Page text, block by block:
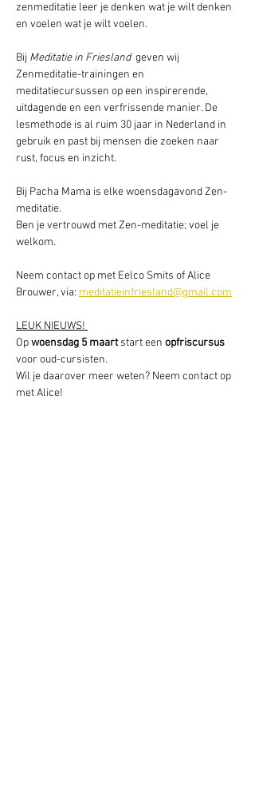
zenmeditatie leer je denken wat je wilt denken
en voelen wat je wilt voelen.
Bij Meditatie in Friesland geven wij
Zenmeditatie-trainingen en
meditatiecursussen op een inspirerende,
uitdagende en een verfrissende manier. De
lesmethode is al ruim 30 jaar in Nederland in
gebruik en past bij mensen die zoeken naar
rust, focus en inzicht.
Bij Pacha Mama is elke woensdagavond Zen-
meditatie.
Ben je vertrouwd met Zen-meditatie; voel je
welkom.
Neem contact op met Eelco Smits of Alice
Brouwer, via: meditatieinfriesland@gmail.com
LEUK NIEUWS!
Op woensdag 5 maart start een opfriscursus
voor oud-cursisten.
Wil je daarover meer weten? Neem contact op
met Alice!